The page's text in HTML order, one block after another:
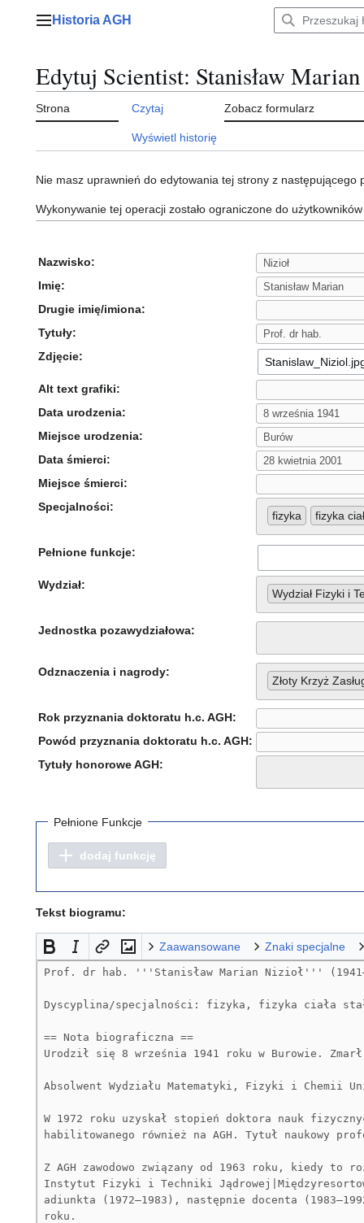
Menu główne
Historia AGH
Edytuj Scientist: Stanisław
Strona Czytaj Zobacz formularz
Wyświetl historię
Nie masz uprawnień do edytowania tej strony z następującego
Wykonywanie tej operacji zostało ograniczone do
Nazwisko:
Imię:
Drugie imię/imiona:
Tytuły:
Zdjęcie:
Alt text grafiki:
Data urodzenia:
Miejsce urodzenia:
Data śmierci:
Miejsce śmierci:
Specjalności:
fizyka fizyka
Pełnione funkcje:
Wydział:
Wydział Fizyki i
Jednostka pozawydziałowa:
Odznaczenia i nagrody:
Złoty Krzyż
Rok przyznania doktoratu h.c. AGH:
Powód przyznania doktoratu h.c. AGH:
Tytuły honorowe AGH:
Pełnione Funkcje
dodaj funkcję
Tekst biogramu:
Zaawansowane Znaki specjalne